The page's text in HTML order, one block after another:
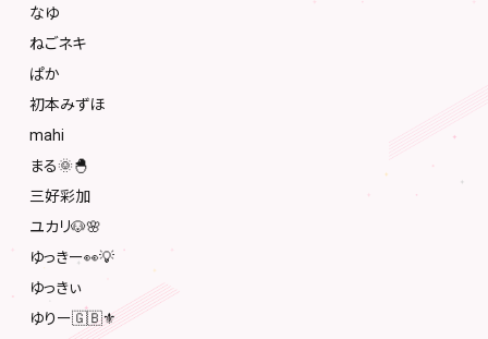
なゆ
ねごネキ
ぱか
初本みずほ
mahi
まる🌞🐣
三好彩加
ユカリ🐶🌸
ゆっきー👀💡
ゆっきぃ
ゆりー🇬🇧⚜️